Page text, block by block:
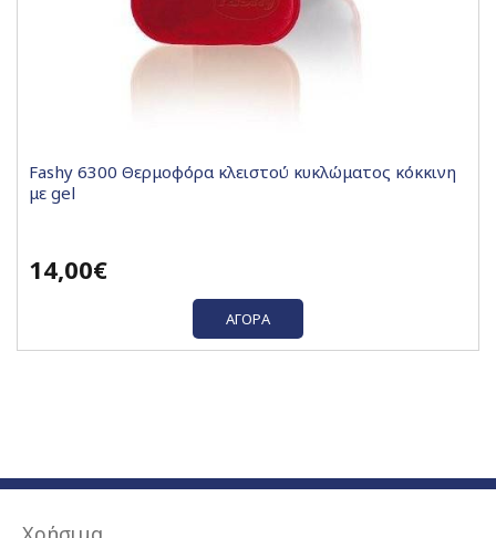
Fashy 6300 Θερμοφόρα κλειστού κυκλώματος κόκκινη
με gel
14,00€
ΑΓΟΡΆ